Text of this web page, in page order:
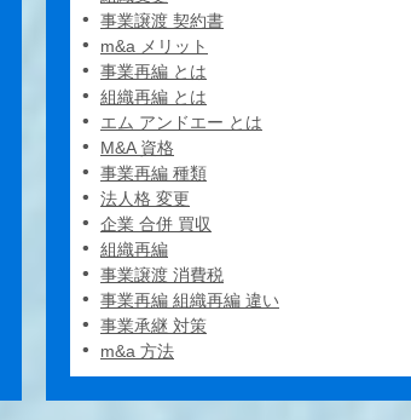
事業譲渡 契約書
m&a メリット
事業再編 とは
組織再編 とは
エム アンドエー とは
M&A 資格
事業再編 種類
法人格 変更
企業 合併 買収
組織再編
事業譲渡 消費税
事業再編 組織再編 違い
事業承継 対策
m&a 方法